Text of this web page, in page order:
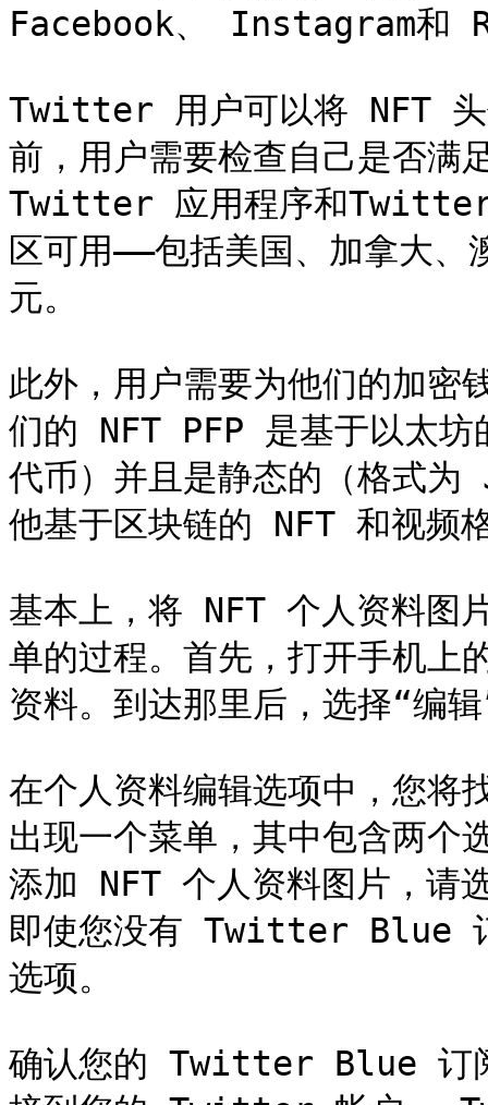
Facebook、 Instagram和
Twitter 用户可以将 NFT 头
前，用户需要检查自己是否满
Twitter 应用程序和Twitter
区可用——包括美国、加拿大
元。
此外，用户需要为他们的加密
们的 NFT PFP 是基于以太
代币）并且是静态的（格式为
他基于区块链的 NFT 和视频
基本上，将 NFT 个人资料
单的过程。首先，打开手机
资料。到达那里后，选择“编
在个人资料编辑选项中，您将
出现一个菜单，其中包含两个
添加 NFT 个人资料图片，请
即使您没有 Twitter Blue 订
选项。
确认您的 Twitter Blue 订阅